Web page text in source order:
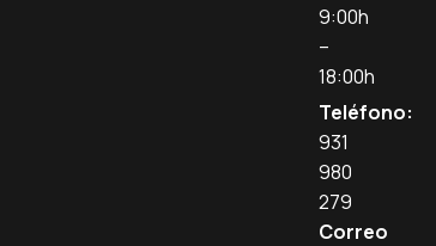
9:00h
–
18:00h
Teléfono:
931
980
279
Correo